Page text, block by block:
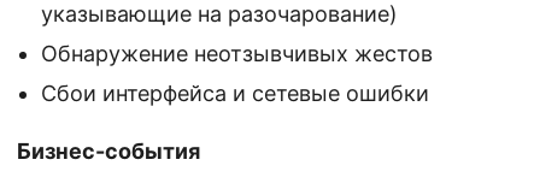
указывающие на разочарование)
Обнаружение неотзывчивых жестов
Сбои интерфейса и сетевые ошибки
Бизнес-события